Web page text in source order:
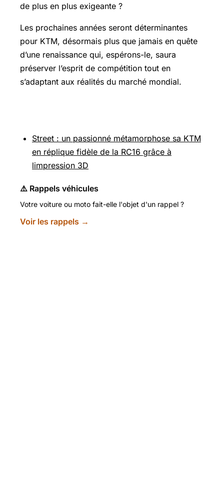
de plus en plus exigeante ?
Les prochaines années seront déterminantes
pour KTM, désormais plus que jamais en quête
d’une renaissance qui, espérons-le, saura
préserver l’esprit de compétition tout en
s’adaptant aux réalités du marché mondial.
Street : un passionné métamorphose sa KTM
en réplique fidèle de la RC16 grâce à
limpression 3D
⚠️ Rappels véhicules
Votre voiture ou moto fait-elle l'objet d'un rappel ?
Voir les rappels →